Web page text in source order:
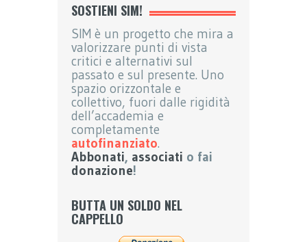
SOSTIENI SIM!
SIM è un progetto che mira a
valorizzare punti di vista
critici e alternativi sul
passato e sul presente. Uno
spazio orizzontale e
collettivo, fuori dalle rigidità
dell’accademia e
completamente
autofinanziato.
Abbonati, associati o fai
donazione!
BUTTA UN SOLDO NEL
CAPPELLO